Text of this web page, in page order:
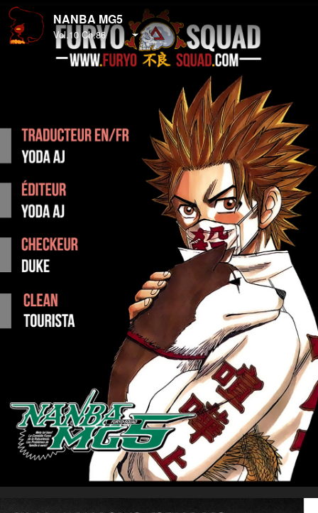
NANBA MG5